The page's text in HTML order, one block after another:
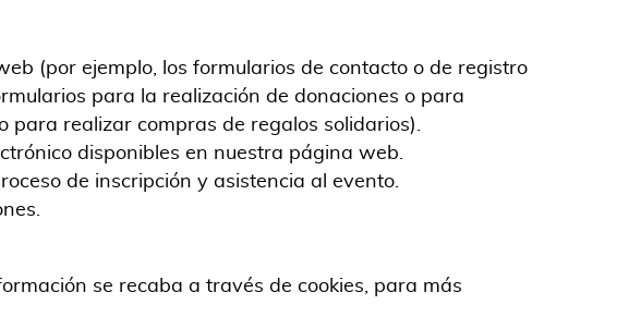
(por ejemplo, los formularios de contacto o de registro
para la realización de donaciones o para
para realizar compras de regalos solidarios).
disponibles en nuestra página web.
de inscripción y asistencia al evento.
se recaba a través de cookies, para más